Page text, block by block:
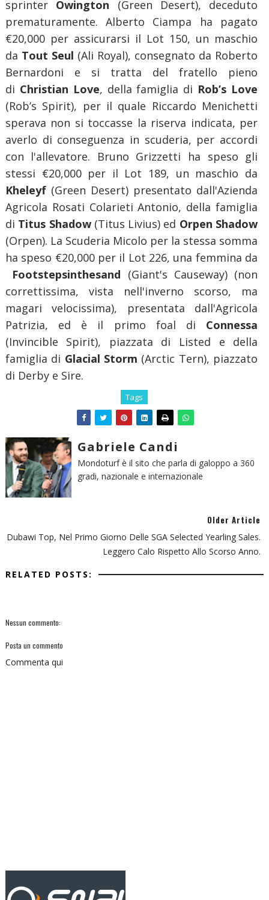
sprinter Owington (Green Desert), deceduto
prematuramente. Alberto Ciampa ha pagato
€20,000 per assicurarsi il Lot 150, un maschio
da Tout Seul (Ali Royal), consegnato da Roberto
Bernardoni e si tratta del fratello pieno
di Christian Love, della famiglia di Rob’s Love
(Rob’s Spirit), per il quale Riccardo Menichetti
sperava non si toccasse la riserva indicata, per
averlo di conseguenza in scuderia, per accordi
con l'allevatore. Bruno Grizzetti ha speso gli
stessi €20,000 per il Lot 189, un maschio da
Kheleyf (Green Desert) presentato dall'Azienda
Agricola Rosati Colarieti Antonio, della famiglia
di Titus Shadow(Titus Livius) ed Orpen Shadow
(Orpen). La Scuderia Micolo per la stessa somma
ha speso €20,000 per il Lot 226, una femmina da
Footstepsinthesand (Giant's Causeway) (non
correttissima, vista nell'inverno scorso, ma
magari velocissima), presentata dall'Agricola
Patrizia, ed è il primo foal di Connessa
(Invincible Spirit), piazzata di Listed e della
famiglia di Glacial Storm (Arctic Tern), piazzato
di Derby e Sire.
Tags
Gabriele Candi
Mondoturf è il sito che parla di galoppo a 360
gradi, nazionale e internazionale
Older Article
Dubawi Top, Nel Primo Giorno Delle SGA Selected Yearling Sales.
Leggero Calo Rispetto Allo Scorso Anno.
RELATED POSTS:
Nessun commento:
Posta un commento
Commenta qui